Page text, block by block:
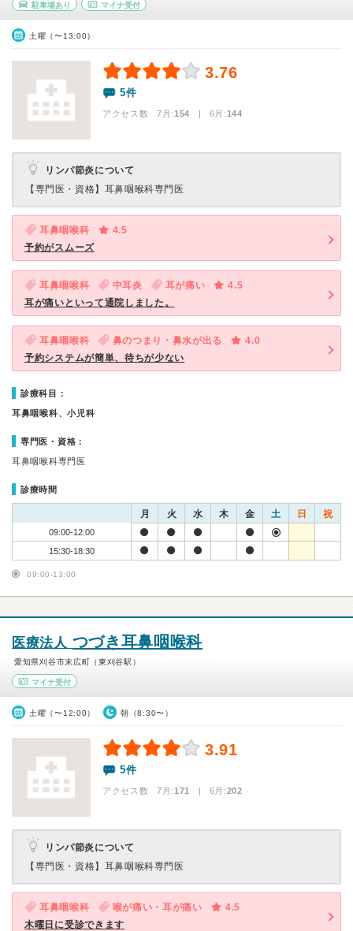
駐車場あり マイナ受付
土曜（〜13:00）
3.76
5件
アクセス数 7月:154 | 6月:144
リンパ節炎について
【専門医・資格】 耳鼻咽喉科専門医
耳鼻咽喉科
4.5
予約がスムーズ
耳鼻咽喉科 中耳炎 耳が痛い
4.5
耳が痛いといって通院しました。
耳鼻咽喉科 鼻のつまり・鼻水が出る
4.0
予約システムが簡単、待ちが少ない
診療科目：
耳鼻咽喉科、小児科
専門医・資格：
耳鼻咽喉科専門医
診療時間
月 火 水 木 金 土 日 祝
09:00-12:00
15:30-18:30
09:00-13:00
医療法人 つづき耳鼻咽喉科
愛知県刈谷市末広町（東刈谷駅）
マイナ受付
土曜（〜12:00） 朝（8:30〜）
3.91
5件
アクセス数 7月:171 | 6月:202
リンパ節炎について
【専門医・資格】 耳鼻咽喉科専門医
耳鼻咽喉科 喉が痛い・耳が痛い
4.5
木曜日に受診できます